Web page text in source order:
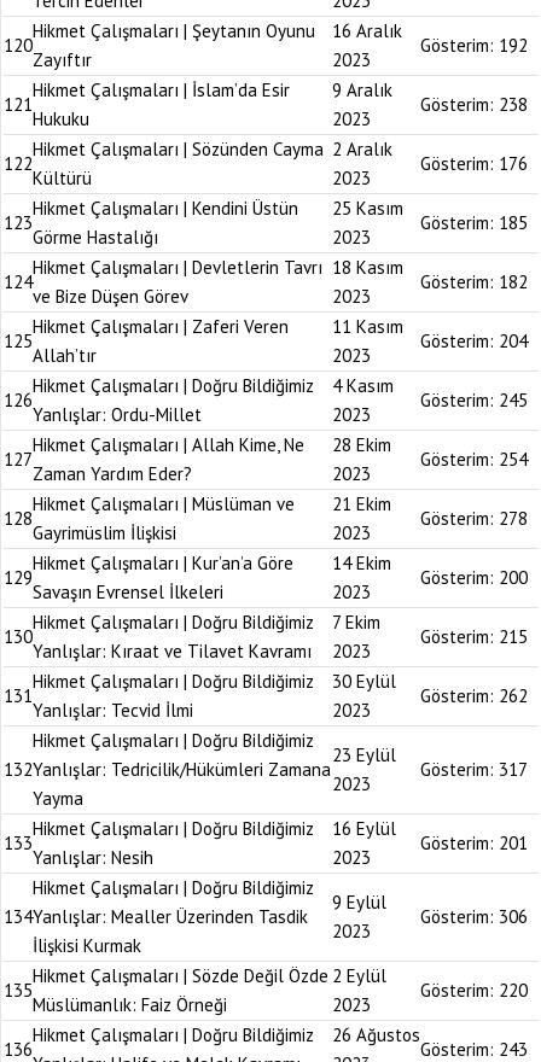
120
Hikmet Çalışmaları | Şeytanın Oyunu
Zayıftır
16 Aralık
2023
Gösterim: 192
121
Hikmet Çalışmaları | İslam’da Esir
Hukuku
9 Aralık
2023
Gösterim: 238
122
Hikmet Çalışmaları | Sözünden Cayma
Kültürü
2 Aralık
2023
Gösterim: 176
123
Hikmet Çalışmaları | Kendini Üstün
Görme Hastalığı
25 Kasım
2023
Gösterim: 185
124
Hikmet Çalışmaları | Devletlerin Tavrı
ve Bize Düşen Görev
18 Kasım
2023
Gösterim: 182
125
Hikmet Çalışmaları | Zaferi Veren
Allah’tır
11 Kasım
2023
Gösterim: 204
126
Hikmet Çalışmaları | Doğru Bildiğimiz
Yanlışlar: Ordu-Millet
4 Kasım
2023
Gösterim: 245
127
Hikmet Çalışmaları | Allah Kime, Ne
Zaman Yardım Eder?
28 Ekim
2023
Gösterim: 254
128
Hikmet Çalışmaları | Müslüman ve
Gayrimüslim İlişkisi
21 Ekim
2023
Gösterim: 278
129
Hikmet Çalışmaları | Kur’an’a Göre
Savaşın Evrensel İlkeleri
14 Ekim
2023
Gösterim: 200
130
Hikmet Çalışmaları | Doğru Bildiğimiz
Yanlışlar: Kıraat ve Tilavet Kavramı
7 Ekim
2023
Gösterim: 215
131
Hikmet Çalışmaları | Doğru Bildiğimiz
Yanlışlar: Tecvid İlmi
30 Eylül
2023
Gösterim: 262
132
Hikmet Çalışmaları | Doğru Bildiğimiz
Yanlışlar: Tedricilik/Hükümleri Zamana
Yayma
23 Eylül
2023
Gösterim: 317
133
Hikmet Çalışmaları | Doğru Bildiğimiz
Yanlışlar: Nesih
16 Eylül
2023
Gösterim: 201
134
Hikmet Çalışmaları | Doğru Bildiğimiz
Yanlışlar: Mealler Üzerinden Tasdik
İlişkisi Kurmak
9 Eylül
2023
Gösterim: 306
135
Hikmet Çalışmaları | Sözde Değil Özde
Müslümanlık: Faiz Örneği
2 Eylül
2023
Gösterim: 220
136
Hikmet Çalışmaları | Doğru Bildiğimiz
26 Ağustos
Gösterim: 243